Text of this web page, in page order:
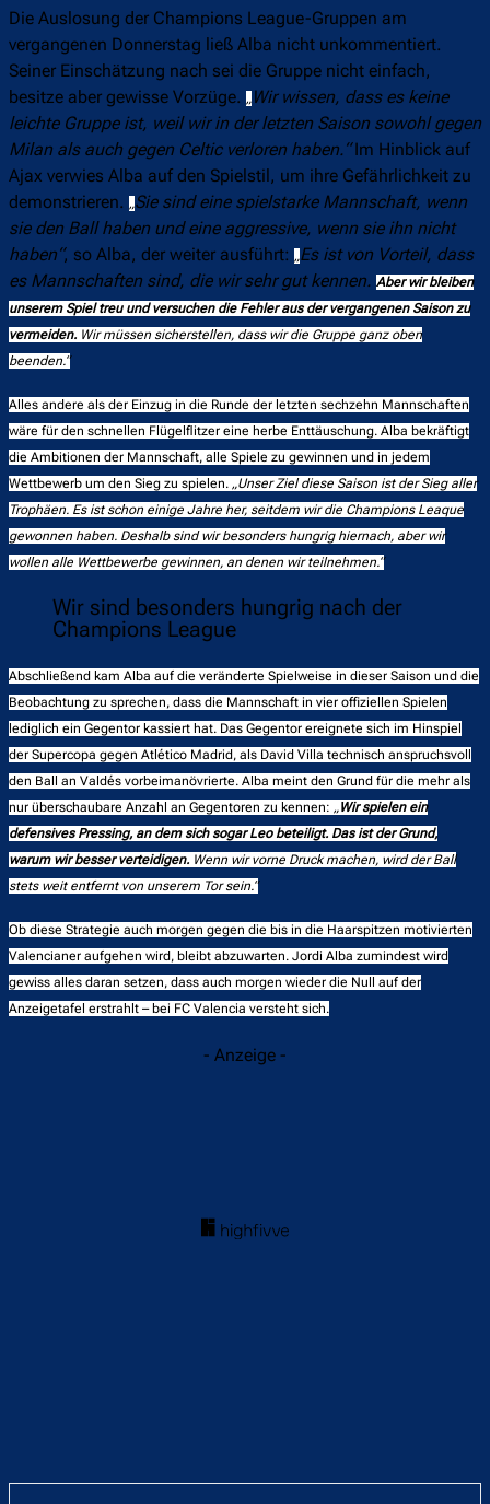
Die Auslosung der Champions League-Gruppen am
vergangenen Donnerstag ließ Alba nicht unkommentiert.
Seiner Einschätzung nach sei die Gruppe nicht einfach,
besitze aber gewisse Vorzüge. „ Wir wissen, dass es keine
leichte Gruppe ist, weil wir in der letzten Saison sowohl gegen
Milan als auch gegen Celtic verloren haben.“Im Hinblick auf
Ajax verwies Alba auf den Spielstil, um ihre Gefährlichkeit zu
demonstrieren. „Sie sind eine spielstarke Mannschaft, wenn
sie den Ball haben und eine aggressive, wenn sie ihn nicht
haben“, so Alba, der weiter ausführt: „Es ist von Vorteil, dass
es Mannschaften sind, die wir sehr gut kennen. Aber wir bleiben
unserem Spiel treu und versuchen die Fehler aus der vergangenen Saison zu
vermeiden. Wir müssen sicherstellen, dass wir die Gruppe ganz oben
beenden.“
Alles andere als der Einzug in die Runde der letzten sechzehn Mannschaften
wäre für den schnellen Flügelflitzer eine herbe Enttäuschung. Alba bekräftigt
die Ambitionen der Mannschaft, alle Spiele zu gewinnen und in jedem
Wettbewerb um den Sieg zu spielen. „Unser Ziel diese Saison ist der Sieg aller
Trophäen. Es ist schon einige Jahre her, seitdem wir die Champions Leaque
gewonnen haben. Deshalb sind wir besonders hungrig hiernach, aber wir
wollen alle Wettbewerbe gewinnen, an denen wir teilnehmen.“
Wir sind besonders hungrig nach der
Champions League
Abschließend kam Alba auf die veränderte Spielweise in dieser Saison und die
Beobachtung zu sprechen, dass die Mannschaft in vier offiziellen Spielen
lediglich ein Gegentor kassiert hat. Das Gegentor ereignete sich im Hinspiel
der Supercopa gegen Atlético Madrid, als David Villa technisch anspruchsvoll
den Ball an Valdés vorbeimanövrierte. Alba meint den Grund für die mehr als
nur überschaubare Anzahl an Gegentoren zu kennen: „ Wir spielen ein
defensives Pressing, an dem sich sogar Leo beteiligt. Das ist der Grund,
warum wir besser verteidigen. Wenn wir vorne Druck machen, wird der Ball
stets weit entfernt von unserem Tor sein.“
Ob diese Strategie auch morgen gegen die bis in die Haarspitzen motivierten
Valencianer aufgehen wird, bleibt abzuwarten. Jordi Alba zumindest wird
gewiss alles daran setzen, dass auch morgen wieder die Null auf der
Anzeigetafel erstrahlt – bei FC Valencia versteht sich.
- Anzeige -